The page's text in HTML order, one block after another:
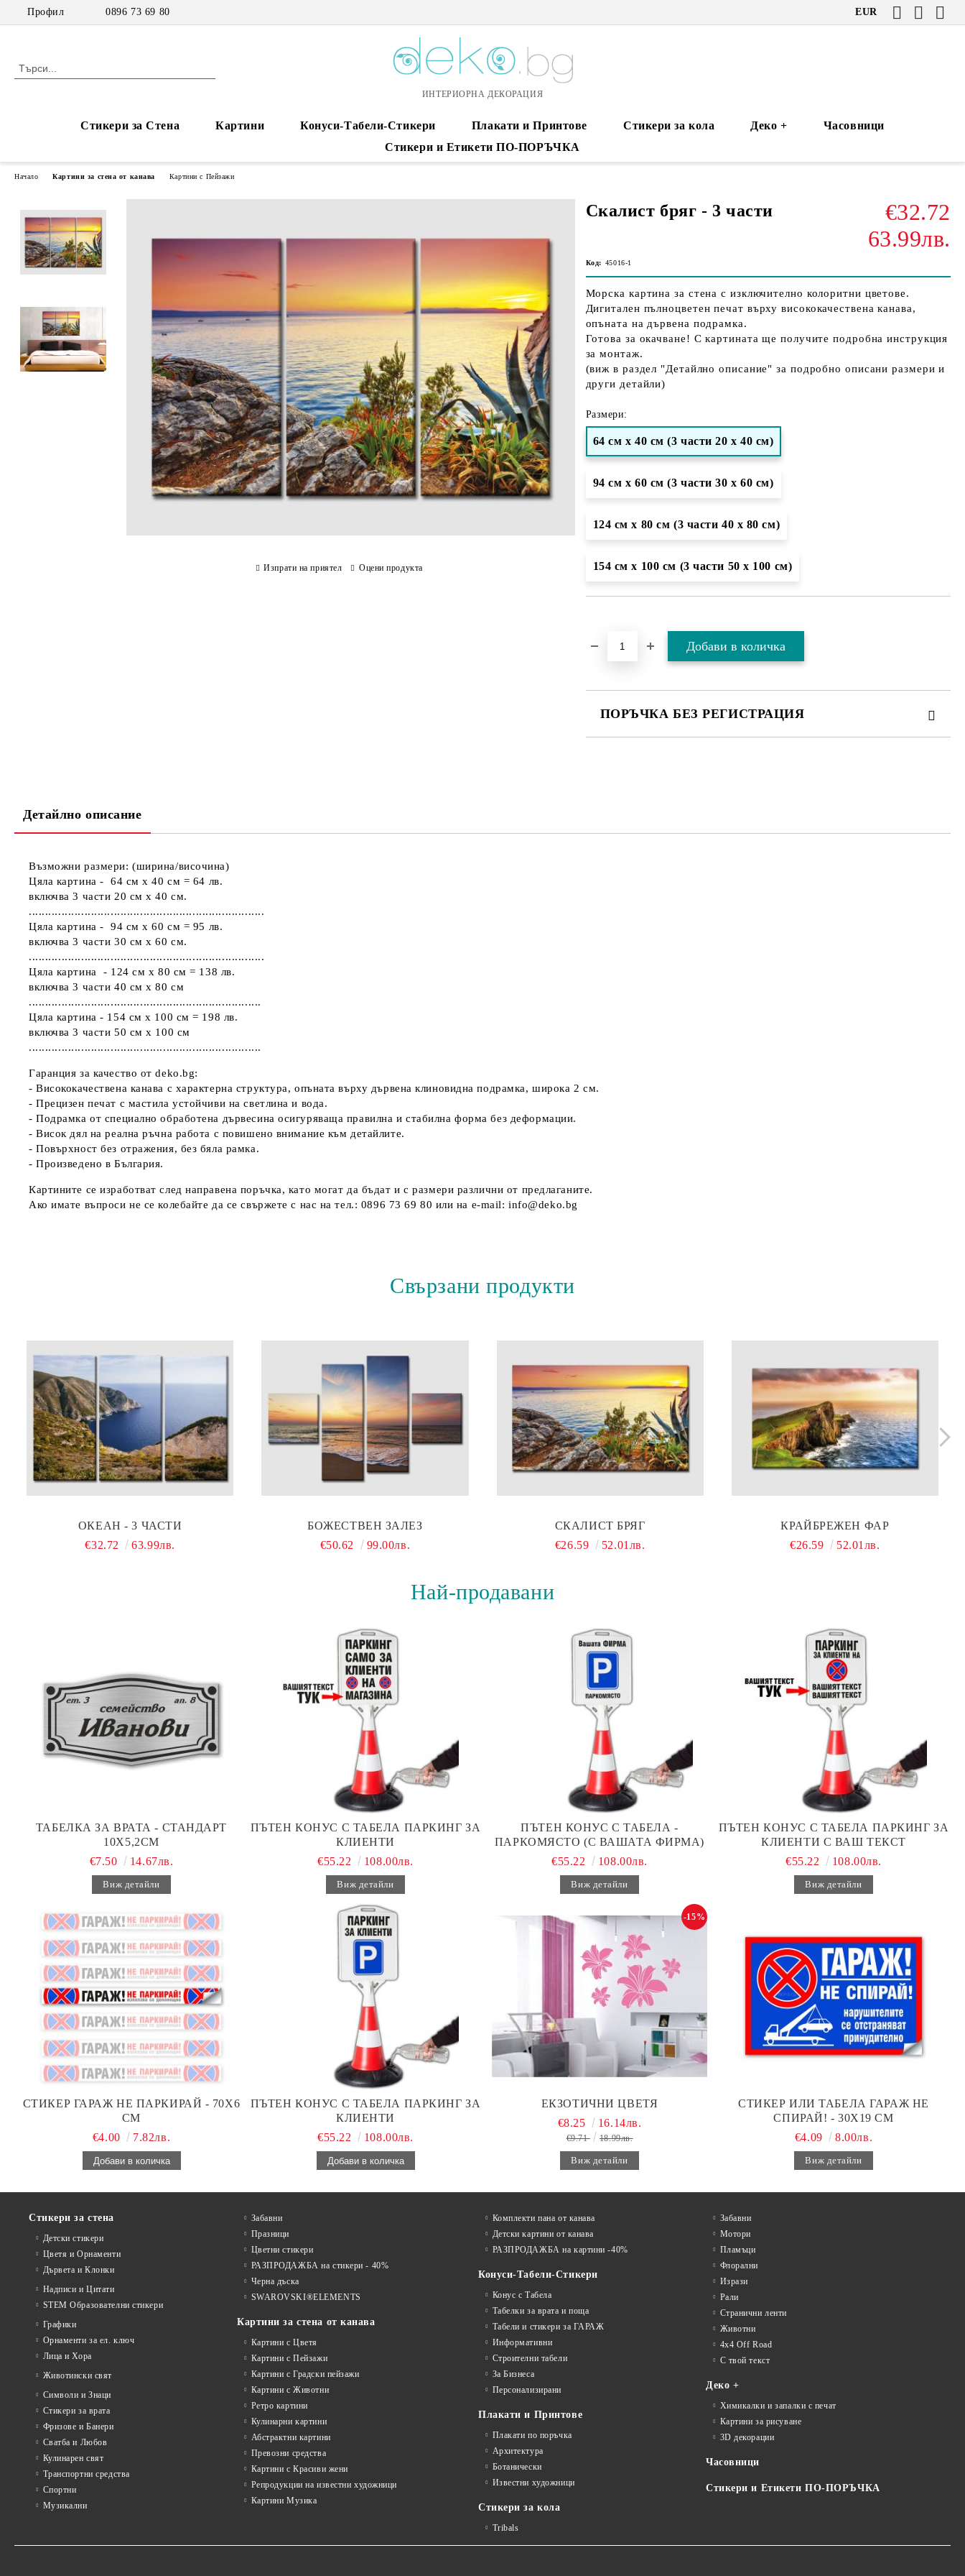
Профил 0896 73 69 80 EUR
ИНТЕРИОРНА ДЕКОРАЦИЯ
Стикери за Стена Картини Конуси-Табели-Стикери Плакати и Принтове Стикери за кола Деко +
Часовници
Стикери и Етикети ПО-ПОРЪЧКА
Начало Картини за стена от канава Картини с Пейзажи
Скалист бряг - 3 части
€32.72
63.99лв.
Код: 45016-1
Морска картина за стена с изключително колоритни цветове.
Дигитален пълноцветен печат върху висококачествена канава,
опъната на дървена подрамка.
Готова за окачване! С картината ще получите подробна инструкция
за монтаж.
(виж в раздел "Детайлно описание" за подробно описани размери и
други детайли)
Размери:
64 см х 40 см (3 части 20 х 40 см)
94 см х 60 см (3 части 30 х 60 см)
124 см х 80 см (3 части 40 х 80 см)
154 см х 100 см (3 части 50 х 100 см)
ПОРЪЧКА БЕЗ РЕГИСТРАЦИЯ
Изпрати на приятел Оцени продукта
Детайлно описание
Възможни размери: (ширина/височина)
Цяла картина - 64 см х 40 см = 64 лв.
включва 3 части 20 см х 40 см.
........................................................................
Цяла картина - 94 см х 60 см = 95 лв.
включва 3 части 30 см х 60 см.
........................................................................
Цяла картина - 124 см х 80 см = 138 лв.
включва 3 части 40 см х 80 см
.......................................................................
Цяла картина - 154 см х 100 см = 198 лв.
включва 3 части 50 см х 100 см
.......................................................................
Гаранция за качество от deko.bg:
- Висококачествена канава с характерна структура, опъната върху дървена клиновидна подрамка, широка 2 см.
- Прецизен печат с мастила устойчиви на светлина и вода.
- Подрамка от специално обработена дървесина осигуряваща правилна и стабилна форма без деформации.
- Висок дял на реална ръчна работа с повишено внимание към детайлите.
- Повърхност без отражения, без бяла рамка.
- Произведено в България.
Картините се изработват след направена поръчка, като могат да бъдат и с размери различни от предлаганите.
Ако имате въпроси не се колебайте да се свържете с нас на тел.: 0896 73 69 80 или на e-mail: info@deko.bg
Свързани продукти
ОКЕАН - 3 ЧАСТИ
€32.72
63.99лв.
БОЖЕСТВЕН ЗАЛЕЗ
€50.62
99.00лв.
СКАЛИСТ БРЯГ
€26.59
52.01лв.
КРАЙБРЕЖЕН ФАР
€26.59
52.01лв.
Най-продавани
ТАБЕЛКА ЗА ВРАТА - СТАНДАРТ
10Х5,2СМ
€7.50
14.67лв.
Виж детайли
ПЪТЕН КОНУС С ТАБЕЛА ПАРКИНГ ЗА
КЛИЕНТИ
€55.22
108.00лв.
Виж детайли
ПЪТЕН КОНУС С ТАБЕЛА -
ПАРКОМЯСТО (С ВАШАТА ФИРМА)
€55.22
108.00лв.
Виж детайли
ПЪТЕН КОНУС С ТАБЕЛА ПАРКИНГ ЗА
КЛИЕНТИ С ВАШ ТЕКСТ
€55.22
108.00лв.
Виж детайли
СТИКЕР ГАРАЖ НЕ ПАРКИРАЙ - 70Х6
СМ
€4.00
7.82лв.
ПЪТЕН КОНУС С ТАБЕЛА ПАРКИНГ ЗА
КЛИЕНТИ
€55.22
108.00лв.
ЕКЗОТИЧНИ ЦВЕТЯ
-15%
€8.25 16.14лв.
€9.71 18.99лв.
Виж детайли
СТИКЕР ИЛИ ТАБЕЛА ГАРАЖ НЕ
СПИРАЙ! - 30Х19 СМ
€4.09
8.00лв.
Виж детайли
Стикери за стена
Детски стикери
Цветя и Орнаменти
Дървета и Клонки
Надписи и Цитати
STEM Образователни стикери
Графики
Орнаменти за ел. ключ
Лица и Хора
Животински свят
Символи и Знаци
Стикери за врата
Фризове и Банери
Сватба и Любов
Кулинарен свят
Транспортни средства
Спортни
Музикални
Забавни
Празници
Цветни стикери
РАЗПРОДАЖБА на стикери - 40%
Черна дъска
SWAROVSKI®ELEMENTS
Картини за стена от канава
Картини с Цветя
Картини с Пейзажи
Картини с Градски пейзажи
Картини с Животни
Ретро картини
Кулинарни картини
Абстрактни картини
Превозни средства
Картини с Красиви жени
Репродукции на известни художници
Картини Музика
Комплекти пана от канава
Детски картини от канава
РАЗПРОДАЖБА на картини -40%
Конуси-Табели-Стикери
Конус с Табела
Табелки за врата и поща
Табели и стикери за ГАРАЖ
Информативни
Строителни табели
За Бизнеса
Персонализирани
Плакати и Принтове
Плакати по поръчка
Архитектура
Ботанически
Известни художници
Стикери за кола
Tribals
Забавни
Мотори
Пламъци
Флорални
Изрази
Рали
Странични ленти
Животни
4x4 Off Road
С твой текст
Деко +
Химикалки и запалки с печат
Картини за рисуване
3D декорации
Часовници
Стикери и Етикети ПО-ПОРЪЧКА